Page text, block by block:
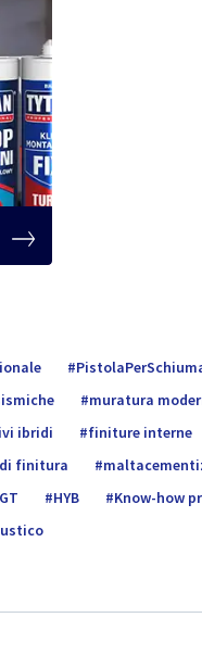
muratura
ibridi finiture interne
finitura
HYB Know-how